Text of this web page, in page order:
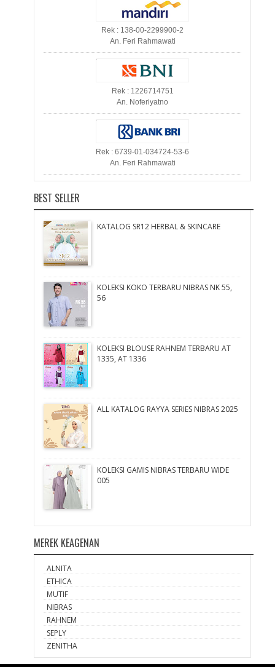
Rek : 138-00-2299900-2
An. Feri Rahmawati
Rek : 1226714751
An. Noferiyatno
Rek : 6739-01-034724-53-6
An. Feri Rahmawati
BEST SELLER
KATALOG SR12 HERBAL & SKINCARE
KOLEKSI KOKO TERBARU NIBRAS NK 55,
56
KOLEKSI BLOUSE RAHNEM TERBARU AT
1335, AT 1336
ALL KATALOG RAYYA SERIES NIBRAS 2025
KOLEKSI GAMIS NIBRAS TERBARU WIDE
005
MEREK KEAGENAN
ALNITA
ETHICA
MUTIF
NIBRAS
RAHNEM
SEPLY
ZENITHA